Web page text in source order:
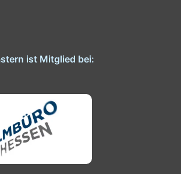
ist Mitglied bei: